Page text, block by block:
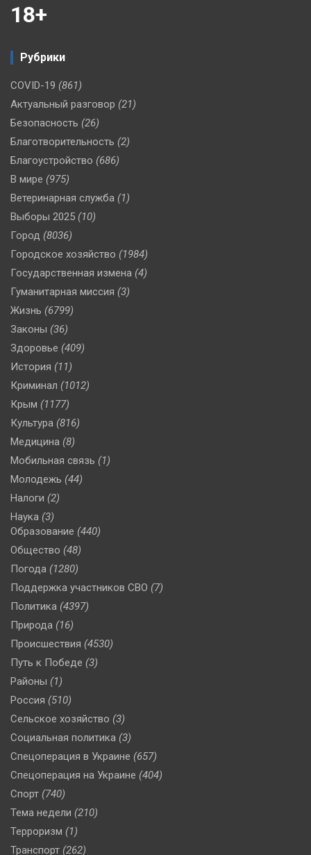
18+
Рубрики
COVID-19 (861)
Актуальный разговор (21)
Безопасность (26)
Благотворительность (2)
Благоустройство (686)
В мире (975)
Ветеринарная служба (1)
Выборы 2025 (10)
Город (8036)
Городское хозяйство (1984)
Государственная измена (4)
Гуманитарная миссия (3)
Жизнь (6799)
Законы (36)
Здоровье (409)
История (11)
Криминал (1012)
Крым (1177)
Культура (816)
Медицина (8)
Мобильная связь (1)
Молодежь (44)
Налоги (2)
Наука (3)
Образование (440)
Общество (48)
Погода (1280)
Поддержка участников СВО (7)
Политика (4397)
Природа (16)
Происшествия (4530)
Путь к Победе (3)
Районы (1)
Россия (510)
Сельское хозяйство (3)
Социальная политика (3)
Спецоперация в Украине (657)
Спецоперация на Украине (404)
Спорт (740)
Тема недели (210)
Терроризм (1)
Транспорт (262)